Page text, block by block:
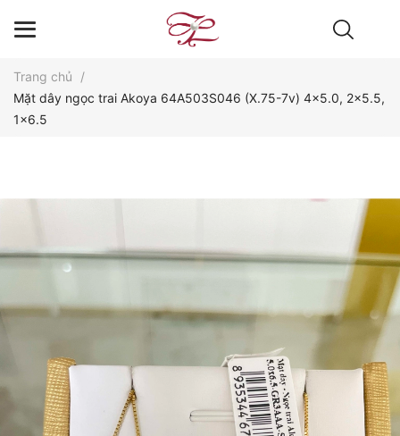
Trang chủ
/
Mặt dây ngọc trai Akoya 64A503S046 (X.75-7v) 4x5.0, 2x5.5,
1x6.5